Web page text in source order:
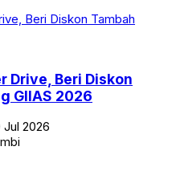
Drive, Beri Diskon
GIIAS 2026
2026